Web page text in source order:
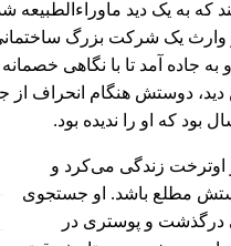
به یک دید ماوراء‌الطبیعه
یک شرکت بزرگ ساختمانی
جاده آمد تا با نگاهی
دوستش هنگام انحراف از
اوترخت زندگی می‌کرد و
مطلع باشد. او جستجوی
درگذشت و پوستری در